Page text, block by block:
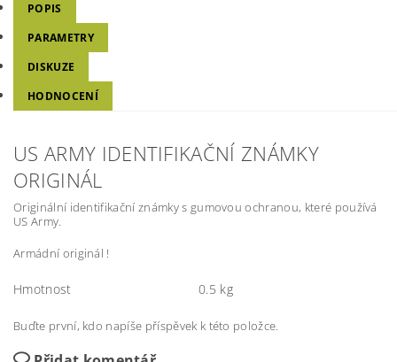
POPIS
PARAMETRY
DISKUZE
HODNOCENÍ
US ARMY IDENTIFIKAČNÍ ZNÁMKY
ORIGINÁL
Originální identifikační známky s gumovou ochranou, které používá
US Army.
Armádní originál !
Hmotnost 0.5 kg
Buďte první, kdo napíše příspěvek k této položce.